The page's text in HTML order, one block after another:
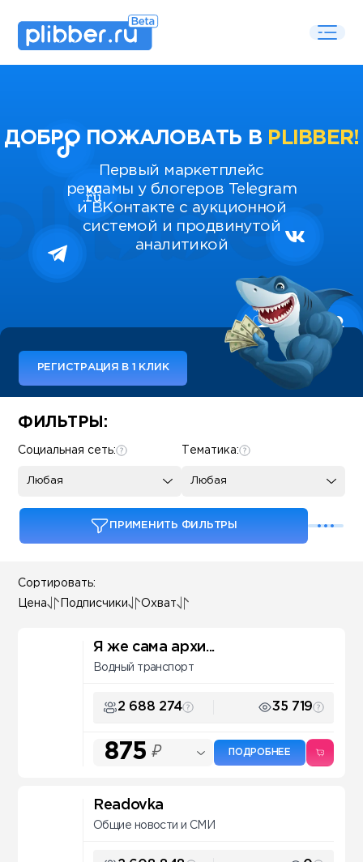
ДОБРО ПОЖАЛОВАТЬ В PLIBBER!
Первый маркетплейс
рекламы у блогеров Telegram
и ВКонтакте с аукционной
системой и продвинутой
аналитикой
РЕГИСТРАЦИЯ В 1 КЛИК
Some SEO Title
ФИЛЬТРЫ:
Тематика:
Любая
Социальная сеть:
Любая
ПРИМЕНИТЬ ФИЛЬТРЫ
Сортировать:
Цена Подписчики Охват
Я же сама архи...
Водный транспорт
2 688 274 35 719
875 ₽ ПОДРОБНЕЕ
Readovka
Общие новости и СМИ